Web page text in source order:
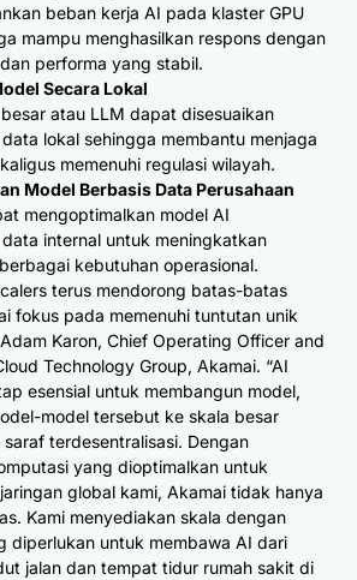
beban kerja AI pada klaster GPU
mampu menghasilkan respons dengan
performa yang stabil.
Secara Lokal
atau LLM dapat disesuaikan
lokal sehingga membantu menjaga
memenuhi regulasi wilayah.
Model Berbasis Data Perusahaan
mengoptimalkan model AI
internal untuk meningkatkan
kebutuhan operasional.
terus mendorong batas-batas
fokus pada memenuhi tuntutan unik
Karon, Chief Operating Officer and
Technology Group, Akamai. “AI
esensial untuk membangun model,
model tersebut ke skala besar
terdesentralisasi. Dengan
yang dioptimalkan untuk
global kami, Akamai tidak hanya
Kami menyediakan skala dengan
diperlukan untuk membawa AI dari
jalan dan tempat tidur rumah sakit di